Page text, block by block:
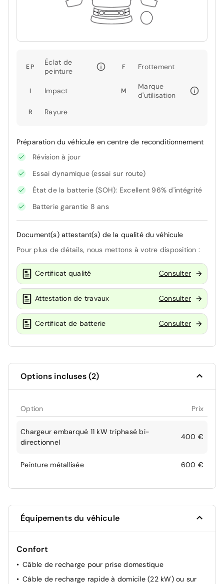
EP
Éclat de
peinture
F Frottement
I Impact M
Marque
d'utilisation
R Rayure
Préparation du véhicule en centre de reconditionnement
Révision à jour
Essai dynamique (essai sur route)
État de la batterie (SOH): Excellent 96% d'intégrité
Batterie garantie 8 ans
Document(s) attestant(s) de la qualité du véhicule
Pour plus de détails, nous mettons à votre disposition :
Certificat qualité Consulter
Attestation de travaux Consulter
Certificat de batterie Consulter
Options incluses (2)
Option Prix
Chargeur embarqué 11 kW triphasé bi-
directionnel
400 €
Peinture métallisée 600 €
Équipements du véhicule
Confort
Câble de recharge pour prise domestique
Câble de recharge rapide à domicile (22 kW) ou sur